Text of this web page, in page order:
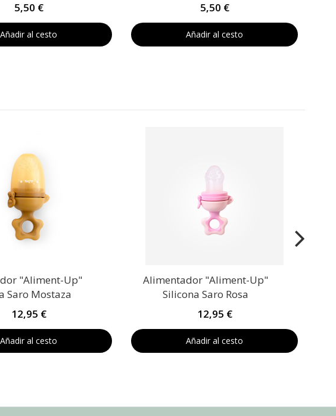
5,50 €
Añadir al cesto
5,50 €
Añadir al cesto
"Aliment-Up"
Saro Mostaza
12,95 €
Añadir al cesto
Alimentador "Aliment-Up"
Silicona Saro Rosa
12,95 €
Añadir al cesto